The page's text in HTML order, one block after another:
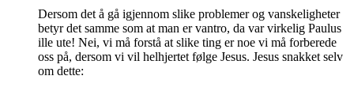
Dersom det å gå igjennom slike problemer og vanskeligheter
betyr det samme som at man er vantro, da var virkelig Paulus
ille ute! Nei, vi må forstå at slike ting er noe vi må forberede
oss på, dersom vi vil helhjertet følge Jesus. Jesus snakket selv
om dette: